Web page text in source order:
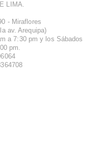
LIMA.
- Miraflores
av. Arequipa)
a 7:30 pm y los Sábados
pm.